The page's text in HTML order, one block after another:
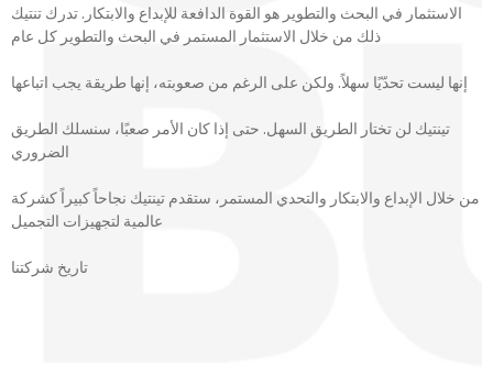
الاستثمار في البحث والتطوير هو القوة الدافعة للإبداع والابتكار. تدرك تنتيك
ذلك من خلال الاستثمار المستمر في البحث والتطوير كل عام
إنها ليست تحدّيًا سهلاً. ولكن على الرغم من صعوبته، إنها طريقة يجب اتباعها
تينتيك لن تختار الطريق السهل. حتى إذا كان الأمر صعبًا، سنسلك الطريق
الضروري
من خلال الإبداع والابتكار والتحدي المستمر، ستقدم تينتيك نجاحاً كبيراً كشركة
عالمية لتجهيزات التجميل
تاريخ شركتنا